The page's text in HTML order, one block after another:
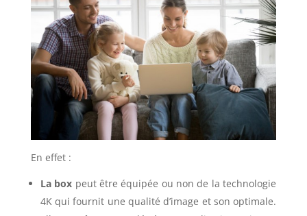
En effet :
La box peut être équipée ou non de la technologie
4K qui fournit une qualité d’image et son optimale.